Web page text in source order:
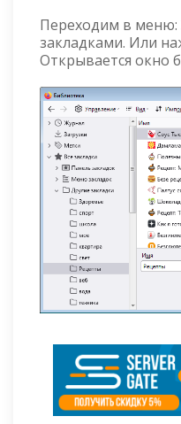
Переходим в меню:
закладками. Или
Открывается окно